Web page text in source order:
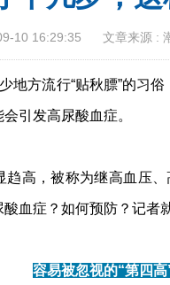
10 16:29:35 文章来源 :
地方流行“贴秋膘”的习
引发高尿酸血症。
高，被称为继高血压、
血症？如何预防？记者
容易被忽视的“第四高